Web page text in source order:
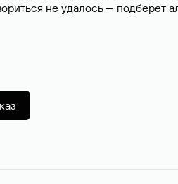
не удалось — подберет